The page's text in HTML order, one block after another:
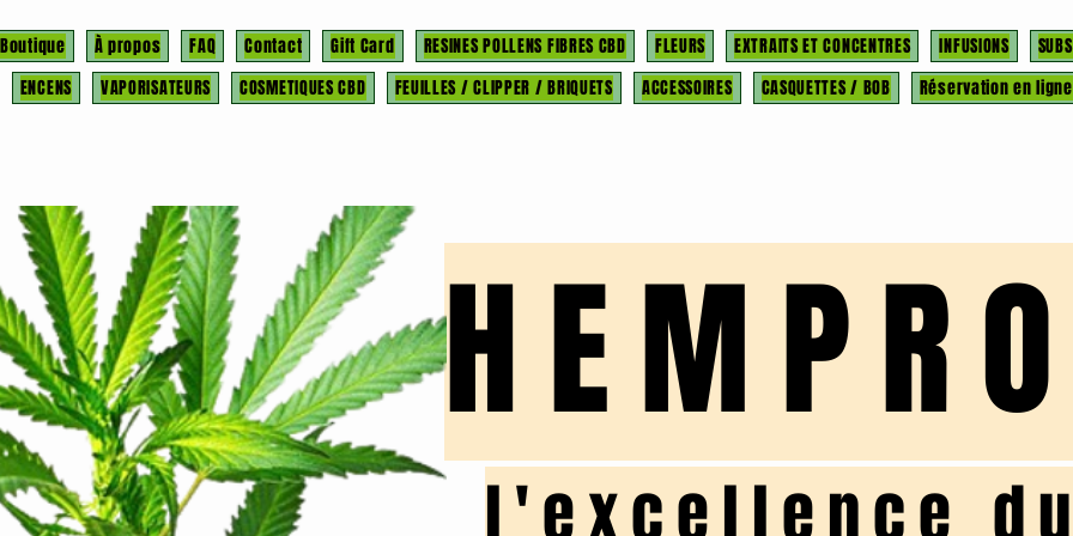
l'excellence du
Boutique À propos FAQ Contact Gift Card RESINES POLLENS FIBRES CBD FLEURS EXTRAITS ET CONCENTRES INFUSIONS
ENCENS
VAPORISATEURS COSMETIQUES CBD FEUILLES / CLIPPER / BRIQUETS ACCESSOIRES CASQUETTES / BOB Réservation en ligne